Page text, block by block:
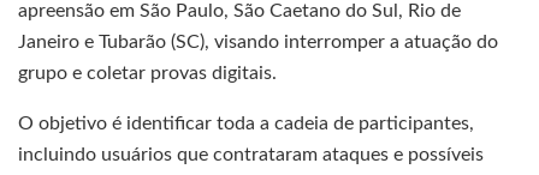
apreensão em São Paulo, São Caetano do Sul, Rio de
Janeiro e Tubarão (SC), visando interromper a atuação do
grupo e coletar provas digitais.
O objetivo é identificar toda a cadeia de participantes,
incluindo usuários que contrataram ataques e possíveis